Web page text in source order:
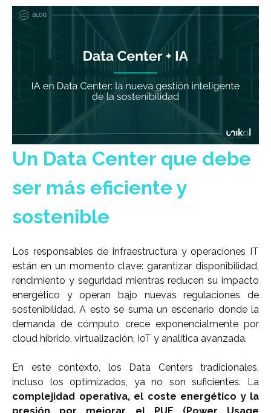
Un Data Center que debe
ser más eficiente y
sostenible
Los responsables de infraestructura y operaciones IT
están en un momento clave: garantizar disponibilidad,
rendimiento y seguridad mientras reducen su impacto
energético y operan bajo nuevas regulaciones de
sostenibilidad. A esto se suma un escenario donde la
demanda de cómputo crece exponencialmente por
cloud híbrido, virtualización, IoT y analítica avanzada.
En este contexto, los Data Centers tradicionales,
incluso los optimizados, ya no son suficientes. La
complejidad operativa, el coste energético y la